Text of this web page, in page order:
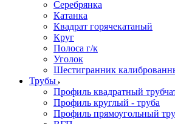
Серебрянка
Катанка
Квадрат горячекатаный
Круг
Полоса г/к
Уголок
Шестигранник
Трубы
Профиль квадратный
Профиль круглый - труба
Профиль прямоугольный